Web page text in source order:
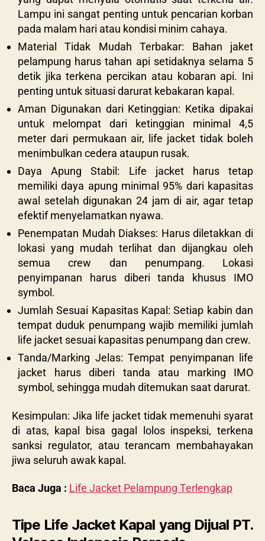
Lampu ini sangat penting untuk pencarian korban
pada malam hari atau kondisi minim cahaya.
Material Tidak Mudah Terbakar: Bahan jaket
pelampung harus tahan api setidaknya selama 5
detik jika terkena percikan atau kobaran api. Ini
penting untuk situasi darurat kebakaran kapal.
Aman Digunakan dari Ketinggian: Ketika dipakai
untuk melompat dari ketinggian minimal 4,5
meter dari permukaan air, life jacket tidak boleh
menimbulkan cedera ataupun rusak.
Daya Apung Stabil: Life jacket harus tetap
memiliki daya apung minimal 95% dari kapasitas
awal setelah digunakan 24 jam di air, agar tetap
efektif menyelamatkan nyawa.
Penempatan Mudah Diakses: Harus diletakkan di
lokasi yang mudah terlihat dan dijangkau oleh
semua crew dan penumpang. Lokasi
penyimpanan harus diberi tanda khusus IMO
symbol.
Jumlah Sesuai Kapasitas Kapal: Setiap kabin dan
tempat duduk penumpang wajib memiliki jumlah
life jacket sesuai kapasitas penumpang dan crew.
Tanda/Marking Jelas: Tempat penyimpanan life
jacket harus diberi tanda atau marking IMO
symbol, sehingga mudah ditemukan saat darurat.
Kesimpulan: Jika life jacket tidak memenuhi syarat
di atas, kapal bisa gagal lolos inspeksi, terkena
sanksi regulator, atau terancam membahayakan
jiwa seluruh awak kapal.
Baca Juga : Life Jacket Pelampung Terlengkap
Tipe Life Jacket Kapal yang Dijual PT.